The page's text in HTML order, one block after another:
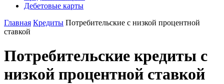
Дебетовые карты
Главная Кредиты Потребительские с низкой процентной
ставкой
Потребительские кредиты с
низкой процентной ставкой